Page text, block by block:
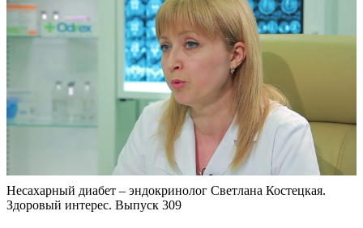
Несахарный диабет – эндокринолог Светлана Костецкая.
Здоровый интерес. Выпуск 309